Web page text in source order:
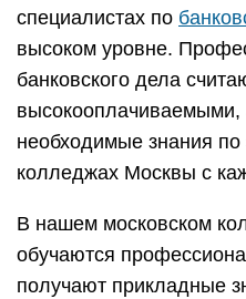
специалистах по
высоком уровне.
банковского дела
необходимые знания
колледжах Москвы с
В нашем московском
обучаются
получают прикладные